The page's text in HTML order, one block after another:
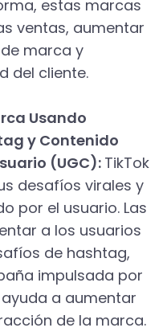
estas marcas
ventas, aumentar
marca y
del cliente.
Usando
y Contenido
(UGC): TikTok
desafíos virales y
por el usuario. Las
a los usuarios
de hashtag,
impulsada por
a aumentar
de la marca.